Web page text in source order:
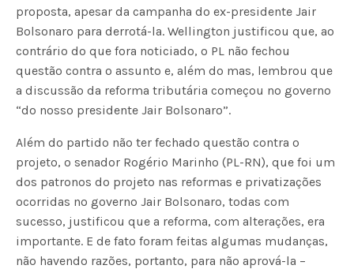
proposta, apesar da campanha do ex-presidente Jair
Bolsonaro para derrotá-la. Wellington justificou que, ao
contrário do que fora noticiado, o PL não fechou
questão contra o assunto e, além do mas, lembrou que
a discussão da reforma tributária começou no governo
“do nosso presidente Jair Bolsonaro”.
Além do partido não ter fechado questão contra o
projeto, o senador Rogério Marinho (PL-RN), que foi um
dos patronos do projeto nas reformas e privatizações
ocorridas no governo Jair Bolsonaro, todas com
sucesso, justificou que a reforma, com alterações, era
importante. E de fato foram feitas algumas mudanças,
não havendo razões, portanto, para não aprová-la –